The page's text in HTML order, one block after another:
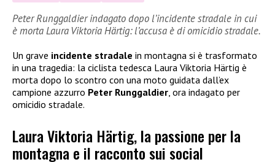
Peter Runggaldier indagato dopo l’incidente stradale in cui
è morta Laura Viktoria Härtig: l’accusa è di omicidio stradale.
Un grave incidente stradale in montagna si è trasformato
in una tragedia: la ciclista tedesca Laura Viktoria Härtig è
morta dopo lo scontro con una moto guidata dall’ex
campione azzurro Peter Runggaldier, ora indagato per
omicidio stradale.
Laura Viktoria Härtig, la passione per la
montagna e il racconto sui social